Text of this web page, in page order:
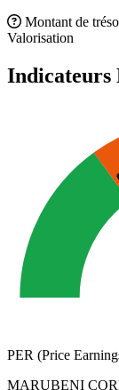
Montant de
Valorisation
Indicateurs
PER (Price
MARUBENI